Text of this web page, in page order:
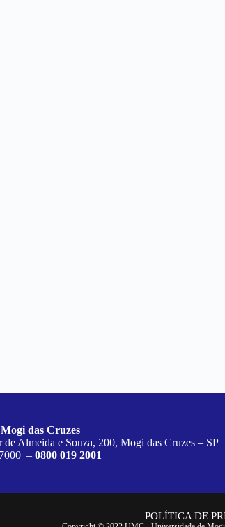
das Cruzes
Almeida e Souza, 200, Mogi das Cruzes – SP
7000 –0800 019 2001
POLÍTICA DE